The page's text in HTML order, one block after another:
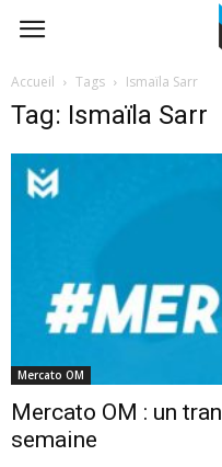
Accueil Tags Ismaïla Sarr
Tag: Ismaïla Sarr
Mercato OM
Mercato OM : un
semaine